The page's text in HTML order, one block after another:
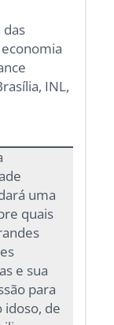
das
INL,
uma
quais
e sua
para
idoso, de